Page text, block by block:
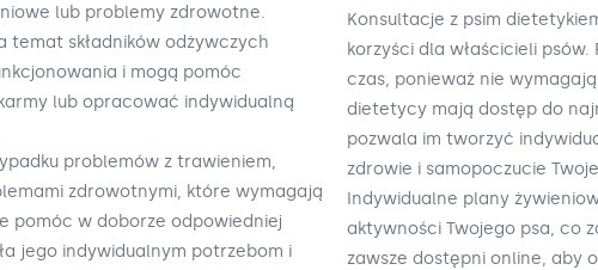
lub problemy zdrowotne.
temat składników odżywczych
i mogą pomóc
lub opracować indywidualną
problemów z trawieniem,
zdrowotnymi, które wymagają
pomóc w doborze odpowiedniej
jego indywidualnym potrzebom i
Konsultacje z psim
korzyści dla właścicieli
czas, ponieważ nie
dietetycy mają dostęp do
pozwala im tworzyć
zdrowie i samopoczucie
Indywidualne plany
aktywności Twojego psa, co
zawsze dostępni online, aby